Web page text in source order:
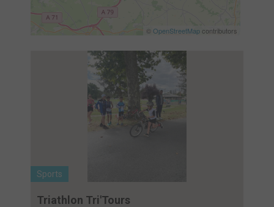
© OpenStreetMapcontributors
Sports
Triathlon Tri'Tours